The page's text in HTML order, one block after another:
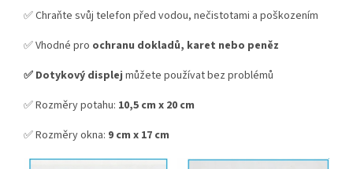
✅ Chraňte svůj telefon před vodou, nečistotami a poškozením
✅ Vhodné pro ochranu dokladů, karet nebo peněz
✅ Dotykový displej můžete používat bez problémů
✅ Rozměry potahu: 10,5 cm x 20 cm
✅ Rozměry okna: 9 cm x 17 cm